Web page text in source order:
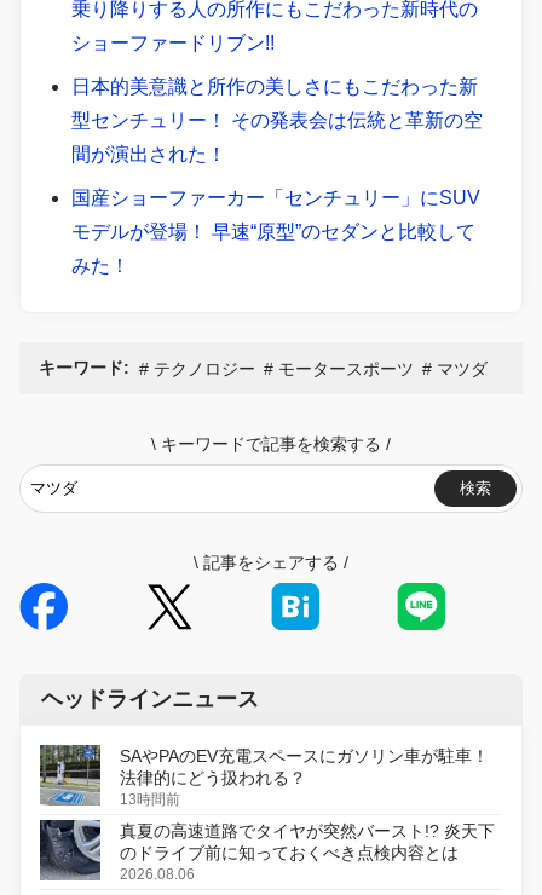
乗り降りする人の所作にもこだわった新時代の
ショーファードリブン!!
日本的美意識と所作の美しさにもこだわった新
型センチュリー！ その発表会は伝統と革新の空
間が演出された！
国産ショーファーカー「センチュリー」にSUV
モデルが登場！ 早速“原型”のセダンと比較して
みた！
キーワード: テクノロジー モータースポーツ マツダ
\ キーワードで記事を検索する /
検索
\ 記事をシェアする /
ヘッドラインニュース
SAやPAのEV充電スペースにガソリン車が駐車！
法律的にどう扱われる？
13時間前
真夏の高速道路でタイヤが突然バースト!? 炎天下
のドライブ前に知っておくべき点検内容とは
2026.08.06